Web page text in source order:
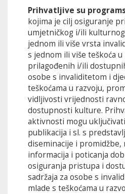
Prihvatljive su
kojima je cilj osiguranje
umjetničkog i/ili kulturnog
jednom ili više vrsta
s jednom ili više teškoća
prilagođenih i/ili
osobe s invaliditetom i
teškoćama u razvoju,
vidljivosti vrijednosti
dostupnosti kulture.
aktivnosti mogu
publikacija i sl. s
diseminacije i promidžbe,
informacija i poticanja
osiguranja pristupa i
sadržaja za osobe s
mlade s teškoćama u